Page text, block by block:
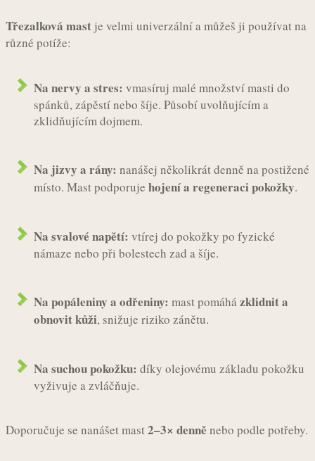
Třezalková mast je velmi univerzální a můžeš ji používat na
různé potíže:
Na nervy a stres: vmasíruj malé množství masti do
spánků, zápěstí nebo šíje. Působí uvolňujícím a
zklidňujícím dojmem.
Na jizvy a rány: nanášej několikrát denně na postižené
místo. Mast podporuje hojení a regeneraci pokožky.
Na svalové napětí: vtírej do pokožky po fyzické
námaze nebo při bolestech zad a šíje.
Na popáleniny a odřeniny: mast pomáházklidnit a
obnovit kůži, snižuje riziko zánětu.
Na suchou pokožku: díky olejovému základu pokožku
vyživuje a zvláčňuje.
Doporučuje se nanášet mast2–3× denně nebo podle potřeby.